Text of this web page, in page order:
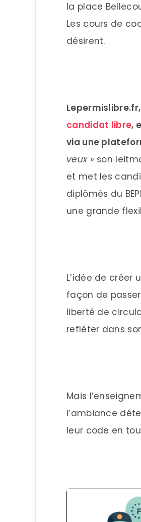
la place
Les cours de
désirent.
candidat libre,
via une
veux » son
et met les
diplômés du
une grande
L’idée de créer
façon de
liberté de
refléter dans
Mais
l’ambiance
leur code en